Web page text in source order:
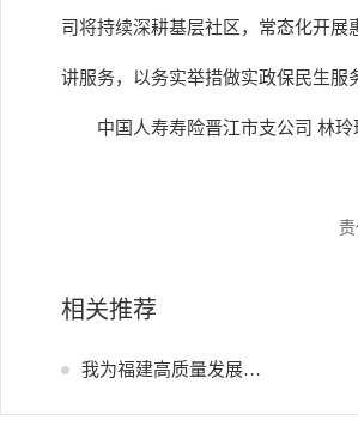
司将持续深耕基层社区，常态化开展
讲服务，以务实举措做实政保民生服
中国人寿寿险晋江市支公司 林玲
相关推荐
我为福建高质量发展献策